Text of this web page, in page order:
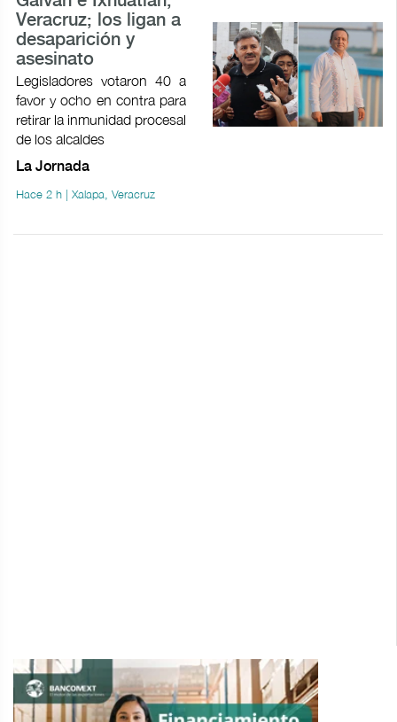
Veracruz; los ligan a
desaparición y
asesinato
Legisladores votaron 40 a
favor y ocho en contra para
retirar la inmunidad procesal
de los alcaldes
La Jornada
Hace 2 h | Xalapa, Veracruz